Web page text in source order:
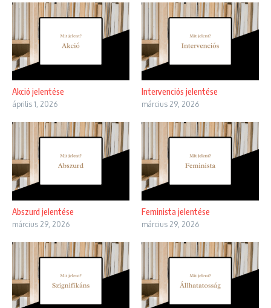
Akció jelentése
április 1, 2026
Intervenciós jelentése
március 29, 2026
Abszurd jelentése
március 29, 2026
Feminista jelentése
március 29, 2026